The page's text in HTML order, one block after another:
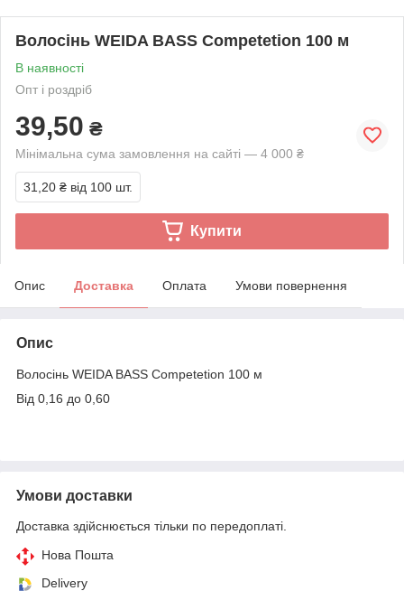
Волосінь WEIDA BASS Competetion 100 м
В наявності
Опт і роздріб
39,50 ₴
Мінімальна сума замовлення на сайті — 4 000 ₴
31,20 ₴ від 100 шт.
Купити
Опис Доставка Оплата Умови повернення
Опис
Волосінь WEIDA BASS Competetion 100 м
Від 0,16 до 0,60
Умови доставки
Доставка здійснюється тільки по передоплаті.
Нова Пошта
Delivery